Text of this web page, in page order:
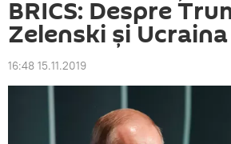
BRICS: Despre
Zelenski și Ucraina
16:48 15.11.2019